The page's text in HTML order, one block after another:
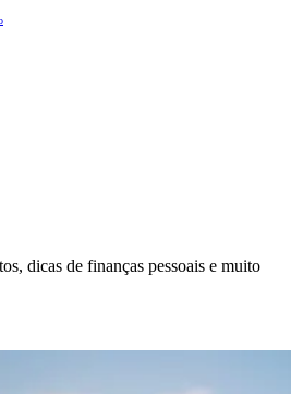
dicas de finanças pessoais e muito